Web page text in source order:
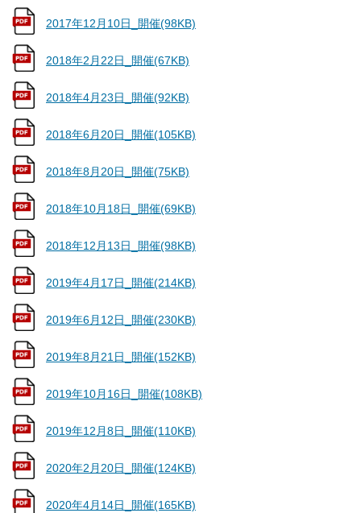
2017年12月10日_開催(98KB)
2018年2月22日_開催(67KB)
2018年4月23日_開催(92KB)
2018年6月20日_開催(105KB)
2018年8月20日_開催(75KB)
2018年10月18日_開催(69KB)
2018年12月13日_開催(98KB)
2019年4月17日_開催(214KB)
2019年6月12日_開催(230KB)
2019年8月21日_開催(152KB)
2019年10月16日_開催(108KB)
2019年12月8日_開催(110KB)
2020年2月20日_開催(124KB)
2020年4月14日_開催(165KB)